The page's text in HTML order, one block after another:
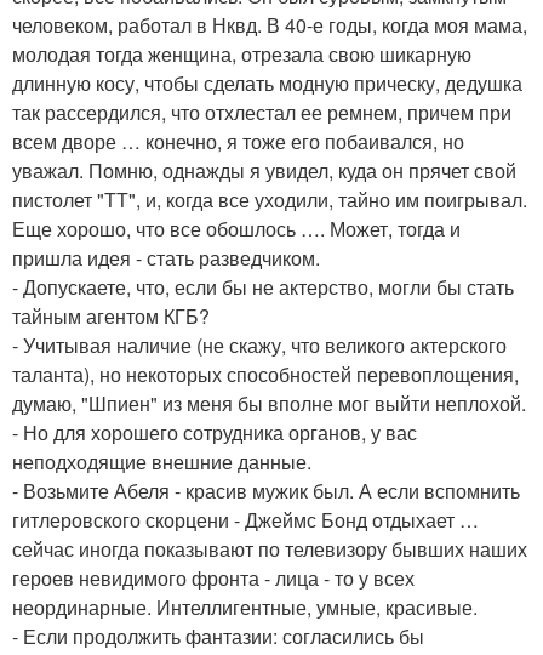
человеком, работал в Нквд. В 40-е годы, когда моя мама,
молодая тогда женщина, отрезала свою шикарную
длинную косу, чтобы сделать модную прическу, дедушка
так рассердился, что отхлестал ее ремнем, причем при
всем дворе … конечно, я тоже его побаивался, но
уважал. Помню, однажды я увидел, куда он прячет свой
пистолет "ТТ", и, когда все уходили, тайно им поигрывал.
Еще хорошо, что все обошлось …. Может, тогда и
пришла идея - стать разведчиком.
- Допускаете, что, если бы не актерство, могли бы стать
тайным агентом КГБ?
- Учитывая наличие (не скажу, что великого актерского
таланта), но некоторых способностей перевоплощения,
думаю, "Шпиен" из меня бы вполне мог выйти неплохой.
- Но для хорошего сотрудника органов, у вас
неподходящие внешние данные.
- Возьмите Абеля - красив мужик был. А если вспомнить
гитлеровского скорцени - Джеймс Бонд отдыхает …
сейчас иногда показывают по телевизору бывших наших
героев невидимого фронта - лица - то у всех
неординарные. Интеллигентные, умные, красивые.
- Если продолжить фантазии: согласились бы